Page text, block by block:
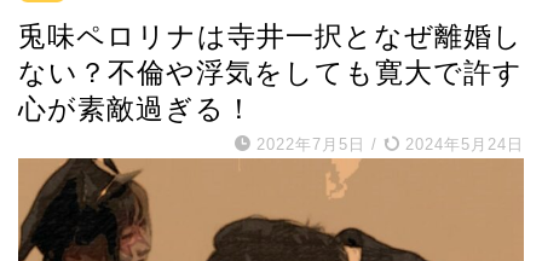
兎味ペロリナは寺井一択となぜ離婚し
ない？不倫や浮気をしても寛大で許す
心が素敵過ぎる！
2022年7月5日 / 2024年5月24日